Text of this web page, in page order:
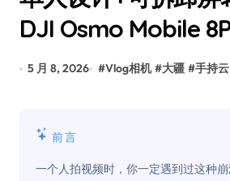
DJI Osmo Mobile
5 月 8, 2026 #Vlog相机 #大疆 #手持
前言
一个人拍视频时，你一定遇到过这种